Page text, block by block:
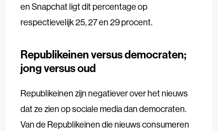
en Snapchat ligt dit percentage op
respectievelijk 25, 27 en 29 procent.
Republikeinen versus democraten;
jong versus oud
Republikeinen zijn negatiever over het nieuws
dat ze zien op sociale media dan democraten.
Van de Republikeinen die nieuws consumeren